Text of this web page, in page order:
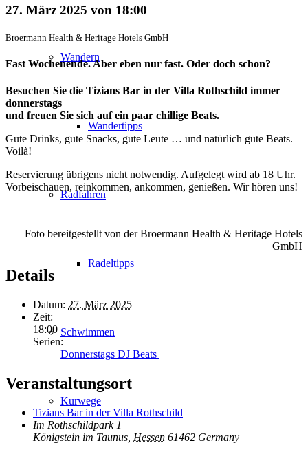
Wandern
Wandertipps
Radfahren
Radeltipps
Schwimmen
Kurwege
27. März 2025 von 18:00
Broermann Health & Heritage Hotels GmbH
Fast Wochenende. Aber eben nur fast. Oder doch schon?
Besuchen Sie die Tizians Bar in der Villa Rothschild immer
donnerstags
und freuen Sie sich auf ein paar chillige Beats.
Gute Drinks, gute Snacks, gute Leute … und natürlich gute Beats.
Voilà!
Reservierung übrigens nicht notwendig. Aufgelegt wird ab 18 Uhr.
Vorbeischauen, reinkommen, ankommen, genießen. Wir hören uns!
Foto bereitgestellt von der Broermann Health & Heritage Hotels
GmbH
Details
Datum: 27. März 2025
Zeit:
18:00
Serien:
Donnerstags DJ Beats
Veranstaltungsort
Tizians Bar in der Villa Rothschild
Im Rothschildpark 1
Königstein im Taunus Hessen 61462 Germany